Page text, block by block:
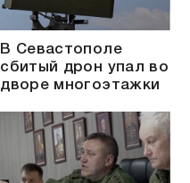
В Севастополе
сбитый дрон упал во
дворе многоэтажки